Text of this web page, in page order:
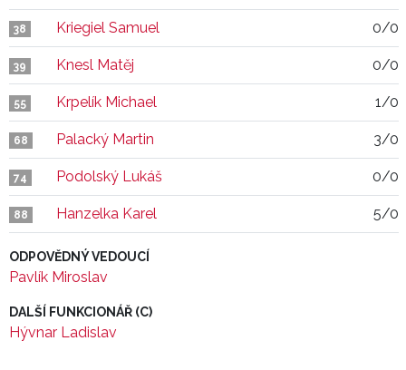
38 Kriegiel Samuel 0/0
39 Knesl Matěj 0/0
55 Krpelík Michael 1/0
68 Palacký Martin 3/0
74 Podolský Lukáš 0/0
88 Hanzelka Karel 5/0
ODPOVĚDNÝ VEDOUCÍ
Pavlík Miroslav
DALŠÍ FUNKCIONÁŘ (C)
Hývnar Ladislav